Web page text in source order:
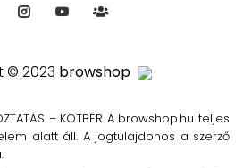
© 2023 browshop
– KÖTBÉR A browshop.hu teljes
alatt áll. A jogtulajdonos a szerző